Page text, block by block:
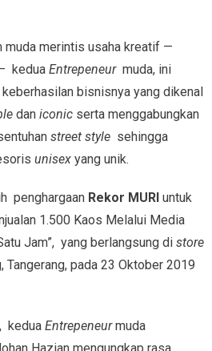
muda merintis usaha kreatif —
keduaEntrepeneur muda, ini
bisnisnya yang dikenal
dan iconicserta menggabungkan
street stylesehingga
unisexyang unik.
penghargaan Rekor MURI untuk
1.500 Kaos Melalui Media
Jam”, yang berlangsung di store
Tangerang, pada 23 Oktober 2019
kedua Entrepeneurmuda